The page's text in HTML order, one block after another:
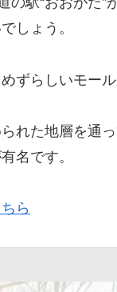
しょう。
ずらしいモール
れた地層を通
名です。
ら